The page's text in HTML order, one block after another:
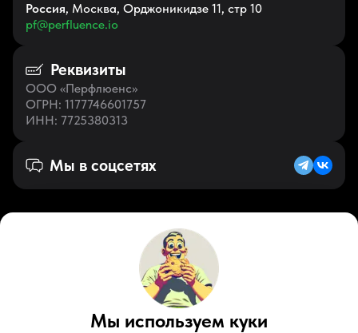
Россия, Москва, Орджоникидзе 11, стр 10
pf@perfluence.io
Реквизиты
ООО «Перфлюенс»
ОГРН: 1177746601757
ИНН: 7725380313
Мы в соцсетях
Русский (RU)
ZenYoutubeTelegramTiktokКонтакты
Мы используем куки